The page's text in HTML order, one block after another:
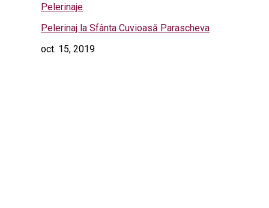
Pelerinaje
Pelerinaj la Sfânta Cuvioasă Parascheva
oct. 15, 2019